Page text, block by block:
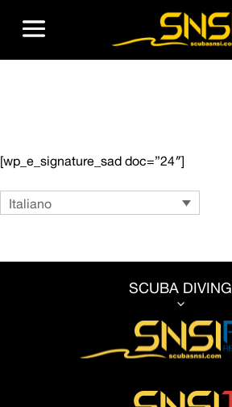
[wp_e_signature_sad doc=”24″]
Italiano
SCUBA DIVING
3